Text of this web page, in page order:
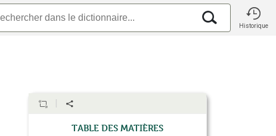
Historique
Table des matières